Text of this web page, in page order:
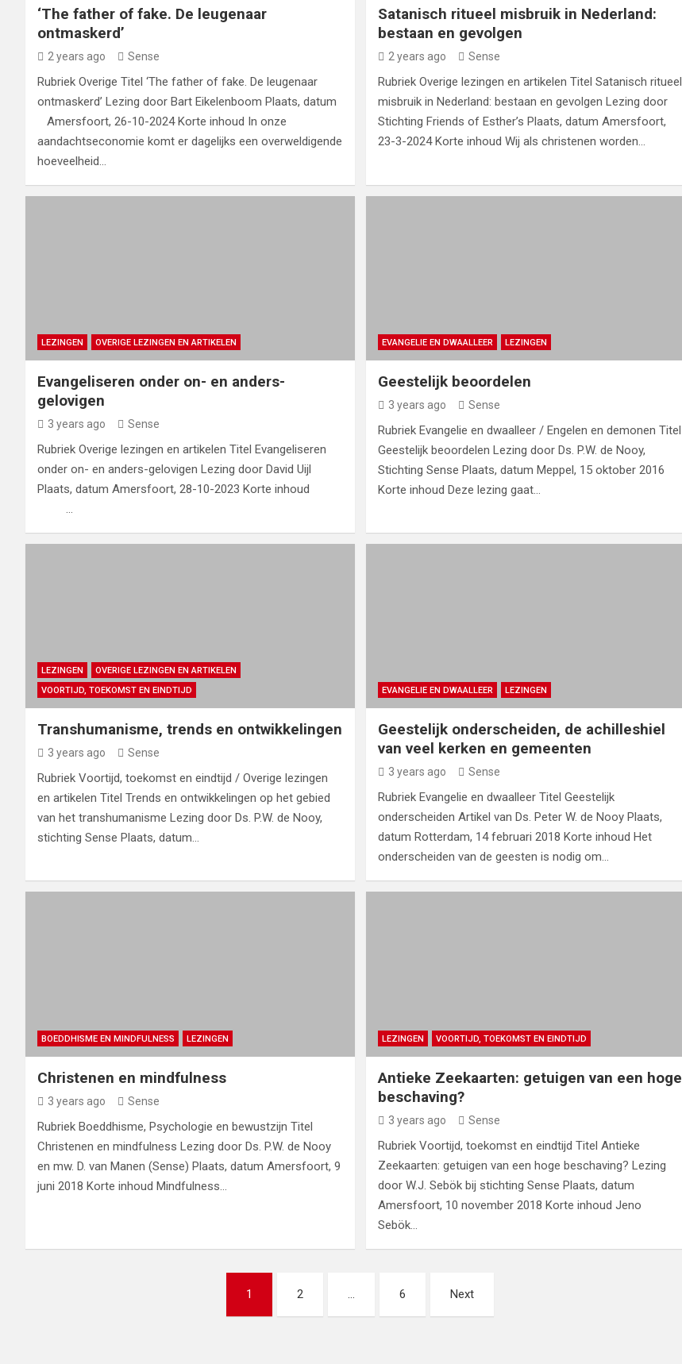
‘The father of fake. De leugenaar
ontmaskerd’
2 years ago Sense
Rubriek Overige Titel ‘The father of fake. De leugenaar
ontmaskerd’ Lezing door Bart Eikelenboom Plaats, datum
Amersfoort, 26-10-2024 Korte inhoud In onze
aandachtseconomie komt er dagelijks een overweldigende
hoeveelheid…
Satanisch ritueel misbruik in Nederland:
bestaan en gevolgen
2 years ago Sense
Rubriek Overige lezingen en artikelen Titel Satanisch ritueel
misbruik in Nederland: bestaan en gevolgen Lezing door
Stichting Friends of Esther’s Plaats, datum Amersfoort,
23-3-2024 Korte inhoud Wij als christenen worden…
LEZINGEN OVERIGE LEZINGEN EN ARTIKELEN
Evangeliseren onder on- en anders-
gelovigen
3 years ago Sense
Rubriek Overige lezingen en artikelen Titel Evangeliseren
onder on- en anders-gelovigen Lezing door David Uijl
Plaats, datum Amersfoort, 28-10-2023 Korte inhoud
…
EVANGELIE EN DWAALLEER LEZINGEN
Geestelijk beoordelen
3 years ago Sense
Rubriek Evangelie en dwaalleer / Engelen en demonen Titel
Geestelijk beoordelen Lezing door Ds. P.W. de Nooy,
Stichting Sense Plaats, datum Meppel, 15 oktober 2016
Korte inhoud Deze lezing gaat…
LEZINGEN
OVERIGE LEZINGEN EN ARTIKELEN
VOORTIJD, TOEKOMST EN EINDTIJD
Transhumanisme, trends en ontwikkelingen
3 years ago Sense
Rubriek Voortijd, toekomst en eindtijd / Overige lezingen
en artikelen Titel Trends en ontwikkelingen op het gebied
van het transhumanisme Lezing door Ds. P.W. de Nooy,
stichting Sense Plaats, datum…
EVANGELIE EN DWAALLEER LEZINGEN
Geestelijk onderscheiden, de achilleshiel
van veel kerken en gemeenten
3 years ago Sense
Rubriek Evangelie en dwaalleer Titel Geestelijk
onderscheiden Artikel van Ds. Peter W. de Nooy Plaats,
datum Rotterdam, 14 februari 2018 Korte inhoud Het
onderscheiden van de geesten is nodig om…
BOEDDHISME EN MINDFULNESS LEZINGEN
Christenen en mindfulness
3 years ago Sense
Rubriek Boeddhisme, Psychologie en bewustzijn Titel
Christenen en mindfulness Lezing door Ds. P.W. de Nooy
en mw. D. van Manen (Sense) Plaats, datum Amersfoort, 9
juni 2018 Korte inhoud Mindfulness…
LEZINGEN VOORTIJD, TOEKOMST EN EINDTIJD
Antieke Zeekaarten: getuigen van een hoge
beschaving?
3 years ago Sense
Rubriek Voortijd, toekomst en eindtijd Titel Antieke
Zeekaarten: getuigen van een hoge beschaving? Lezing
door W.J. Sebök bij stichting Sense Plaats, datum
Amersfoort, 10 november 2018 Korte inhoud Jeno
Sebök…
1 2 … 6 Next